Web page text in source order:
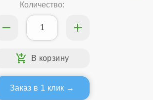
Количество:
Заказ в 1 клик